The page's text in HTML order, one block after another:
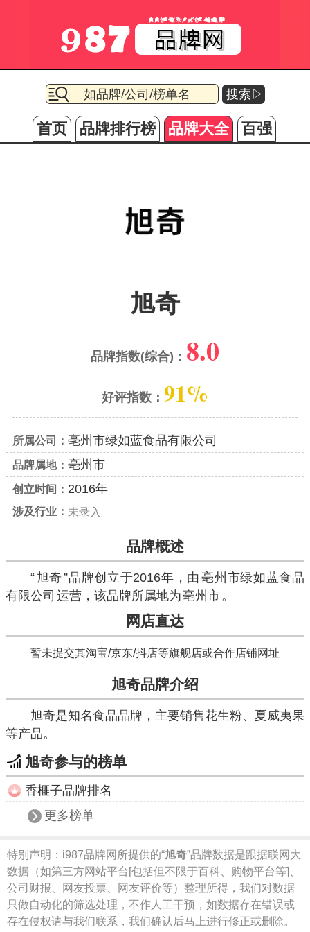
搜索▷
首页 品牌排行榜 品牌大全 百强
旭奇
品牌指数(综合)： 8.0
好评指数： 91%
所属公司： 亳州市绿如蓝食品有限公司
品牌属地： 亳州市
创立时间： 2016年
涉及行业： 未录入
品牌概述
“ 旭奇”品牌创立于2016年，由 亳州市绿如蓝食品
有限公司 运营，该品牌所属地为亳州市。
网店直达
暂未提交其淘宝/京东/抖店等旗舰店或合作店铺网址
旭奇品牌介绍
旭奇是知名食品品牌，主要销售花生粉、夏威夷果
等产品。
旭奇参与的榜单
香榧子品牌排名
更多榜单
特别声明： i987品牌网所提供的“旭奇”品牌数据是跟据联网大
数据（如第三方网站平台[包括但不限于百科、购物平台等]、
公司财报、网友投票、网友评价等）整理所得，我们对数据
只做自动化的筛选处理，不作人工干预，如数据存在错误或
存在侵权请与我们联系，我们确认后马上进行修正或删除。